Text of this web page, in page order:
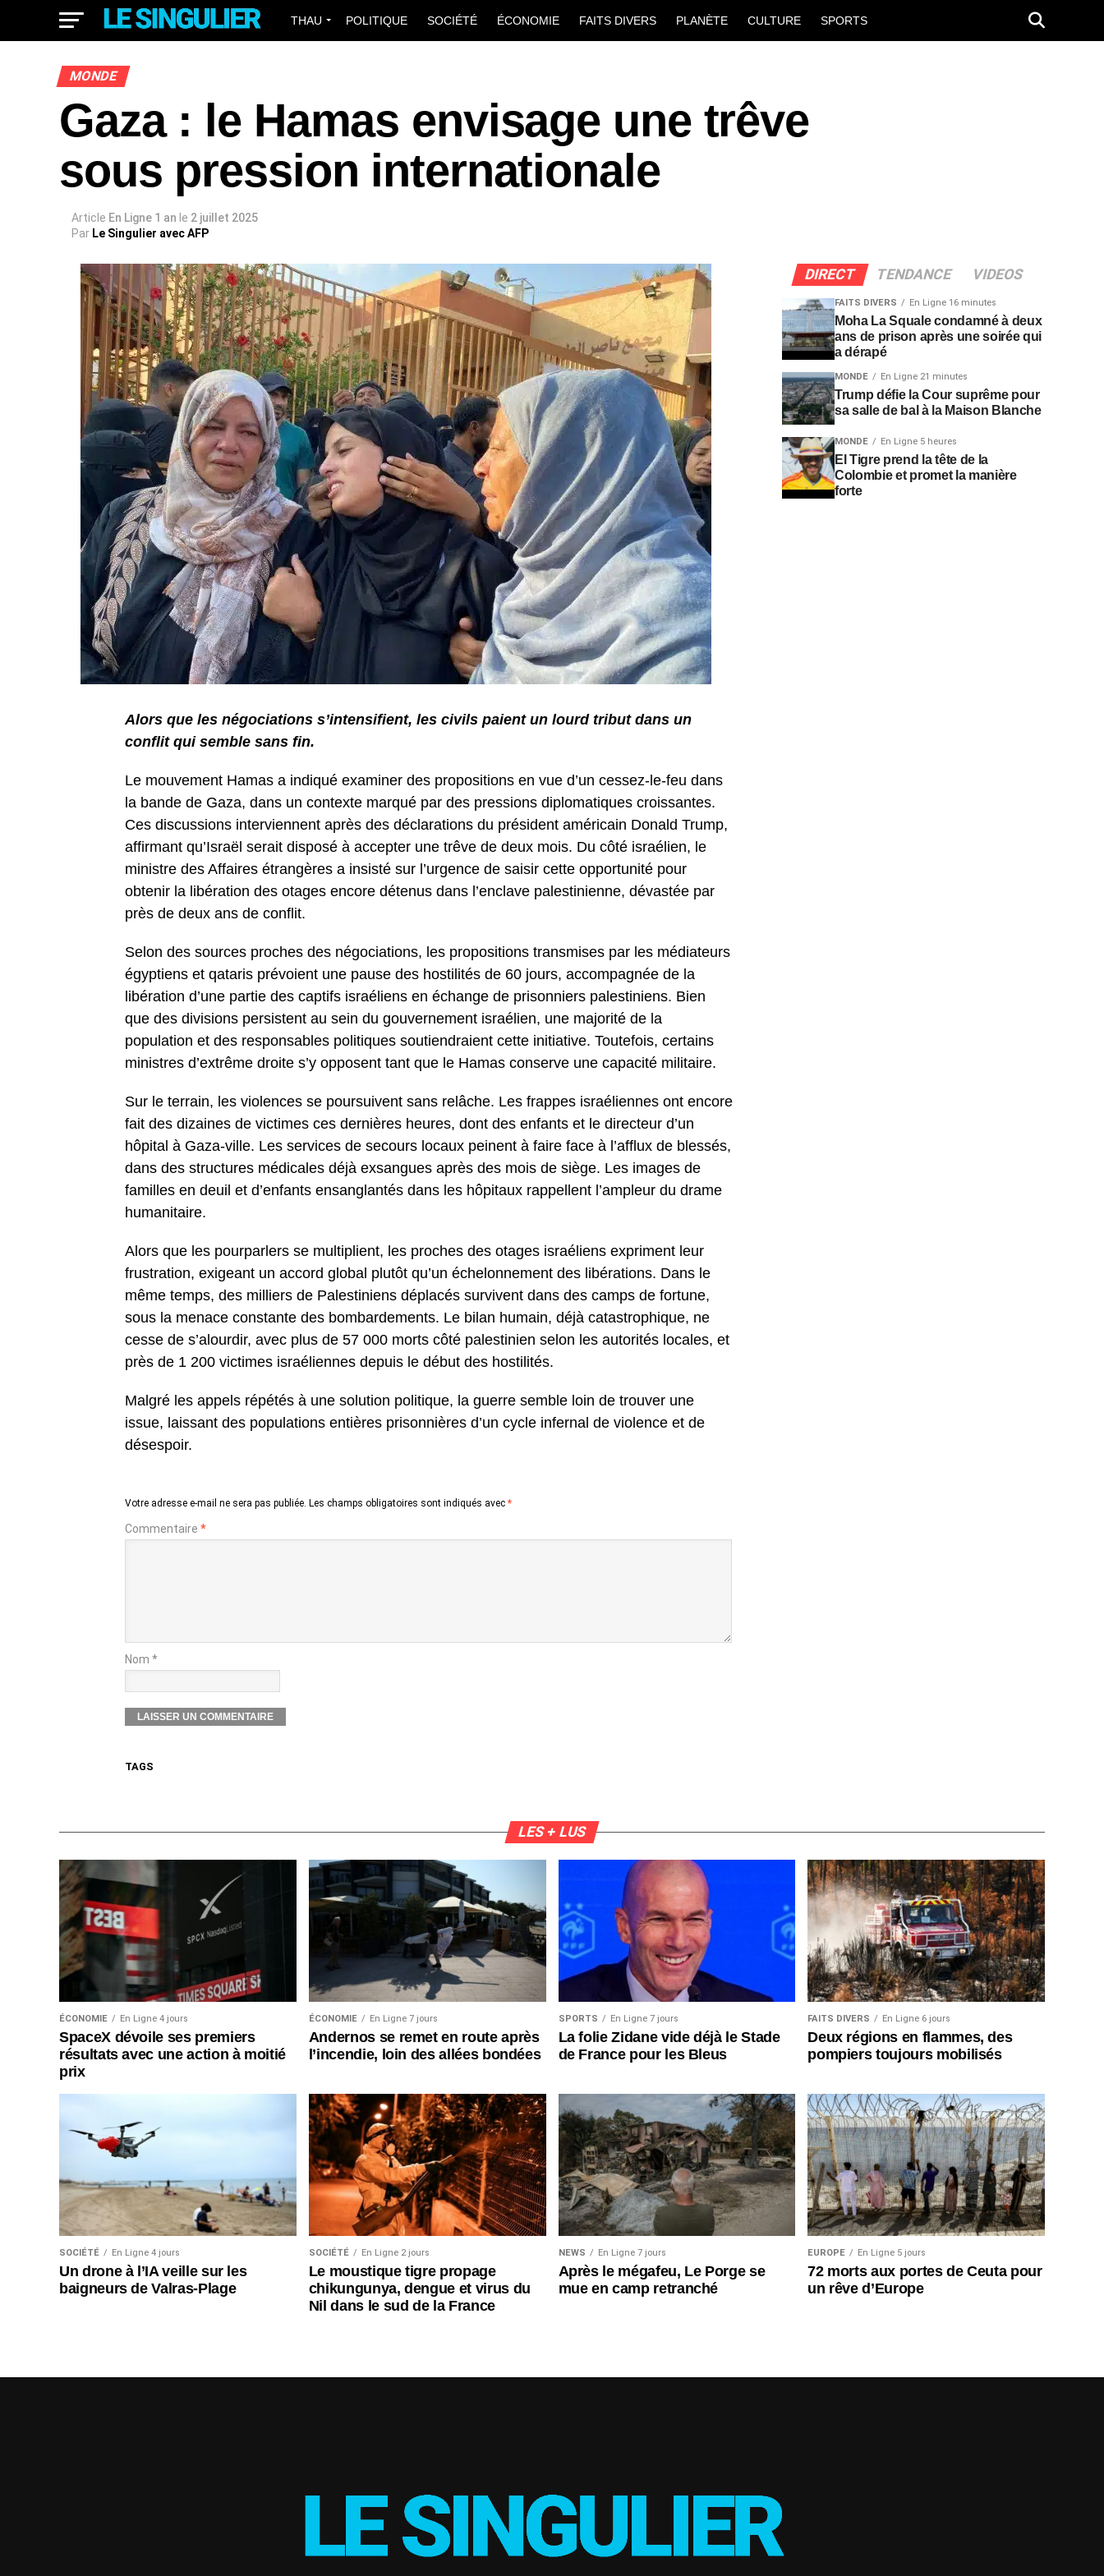
THAU POLITIQUE SOCIÉTÉ ÉCONOMIE FAITS DIVERS PLANÈTE CULTURE SPORTS
MONDE
Gaza : le Hamas envisage une trêve
sous pression internationale
Article En Ligne 1 an le 2 juillet 2025
Par Le Singulier avec AFP
Alors que les négociations s’intensifient, les civils paient un lourd tribut dans un
conflit qui semble sans fin.
Le mouvement Hamas a indiqué examiner des propositions en vue d’un cessez-le-feu dans
la bande de Gaza, dans un contexte marqué par des pressions diplomatiques croissantes.
Ces discussions interviennent après des déclarations du président américain Donald Trump,
affirmant qu’Israël serait disposé à accepter une trêve de deux mois. Du côté israélien, le
ministre des Affaires étrangères a insisté sur l’urgence de saisir cette opportunité pour
obtenir la libération des otages encore détenus dans l’enclave palestinienne, dévastée par
près de deux ans de conflit.
Selon des sources proches des négociations, les propositions transmises par les médiateurs
égyptiens et qataris prévoient une pause des hostilités de 60 jours, accompagnée de la
libération d’une partie des captifs israéliens en échange de prisonniers palestiniens. Bien
que des divisions persistent au sein du gouvernement israélien, une majorité de la
population et des responsables politiques soutiendraient cette initiative. Toutefois, certains
ministres d’extrême droite s’y opposent tant que le Hamas conserve une capacité militaire.
Sur le terrain, les violences se poursuivent sans relâche. Les frappes israéliennes ont encore
fait des dizaines de victimes ces dernières heures, dont des enfants et le directeur d’un
hôpital à Gaza-ville. Les services de secours locaux peinent à faire face à l’afflux de blessés,
dans des structures médicales déjà exsangues après des mois de siège. Les images de
familles en deuil et d’enfants ensanglantés dans les hôpitaux rappellent l’ampleur du drame
humanitaire.
Alors que les pourparlers se multiplient, les proches des otages israéliens expriment leur
frustration, exigeant un accord global plutôt qu’un échelonnement des libérations. Dans le
même temps, des milliers de Palestiniens déplacés survivent dans des camps de fortune,
sous la menace constante des bombardements. Le bilan humain, déjà catastrophique, ne
cesse de s’alourdir, avec plus de 57 000 morts côté palestinien selon les autorités locales, et
près de 1 200 victimes israéliennes depuis le début des hostilités.
Malgré les appels répétés à une solution politique, la guerre semble loin de trouver une
issue, laissant des populations entières prisonnières d’un cycle infernal de violence et de
désespoir.
Votre adresse e-mail ne sera pas publiée. Les champs obligatoires sont indiqués avec *
Commentaire *
Nom *
TAGS
DIRECT TENDANCE VIDEOS
FAITS DIVERS En Ligne 16 minutes
Moha La Squale condamné à deux
ans de prison après une soirée qui
a dérapé
MONDE En Ligne 21 minutes
Trump défie la Cour suprême pour
sa salle de bal à la Maison Blanche
MONDE En Ligne 5 heures
El Tigre prend la tête de la
Colombie et promet la manière
forte
LES + LUS
ÉCONOMIE En Ligne 4 jours
SpaceX dévoile ses premiers
résultats avec une action à moitié
prix
ÉCONOMIE En Ligne 7 jours
Andernos se remet en route après
l’incendie, loin des allées bondées
SPORTS En Ligne 7 jours
La folie Zidane vide déjà le Stade
de France pour les Bleus
FAITS DIVERS En Ligne 6 jours
Deux régions en flammes, des
pompiers toujours mobilisés
SOCIÉTÉ En Ligne 4 jours
Un drone à l’IA veille sur les
baigneurs de Valras-Plage
SOCIÉTÉ En Ligne 2 jours
Le moustique tigre propage
chikungunya, dengue et virus du
Nil dans le sud de la France
NEWS En Ligne 7 jours
Après le mégafeu, Le Porge se
mue en camp retranché
EUROPE En Ligne 5 jours
72 morts aux portes de Ceuta pour
un rêve d’Europe